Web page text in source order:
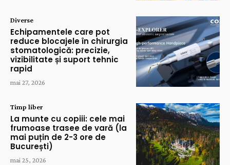
Diverse
Echipamentele care pot
reduce blocajele în chirurgia
stomatologică: precizie,
vizibilitate și suport tehnic
rapid
mai 27, 2026
Timp liber
La munte cu copiii: cele mai
frumoase trasee de vară (la
mai puțin de 2-3 ore de
București)
mai 25, 2026